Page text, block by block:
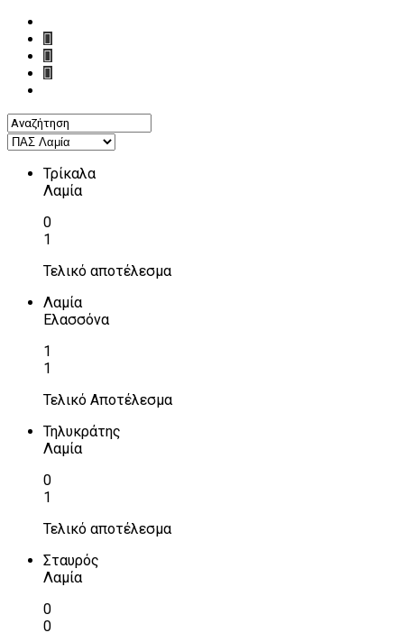
Τρίκαλα
Λαμία
0
1
Τελικό αποτέλεσμα
Λαμία
Ελασσόνα
1
1
Τελικό Αποτέλεσμα
Τηλυκράτης
Λαμία
0
1
Τελικό αποτέλεσμα
Σταυρός
Λαμία
0
0